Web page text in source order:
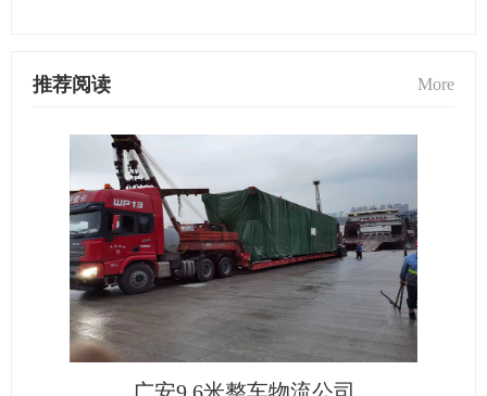
推荐阅读 More